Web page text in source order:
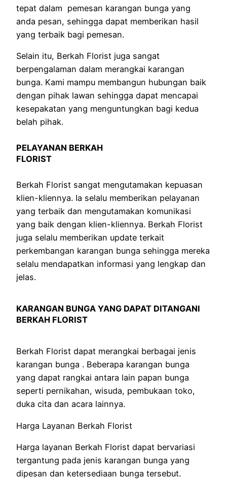
tepat dalam pemesan karangan bunga yang
anda pesan, sehingga dapat memberikan hasil
yang terbaik bagi pemesan.
Selain itu, Berkah Florist juga sangat
berpengalaman dalam merangkai karangan
bunga. Kami mampu membangun hubungan baik
dengan pihak lawan sehingga dapat mencapai
kesepakatan yang menguntungkan bagi kedua
belah pihak.
PELAYANAN BERKAH
FLORIST
Berkah Florist sangat mengutamakan kepuasan
klien-kliennya. Ia selalu memberikan pelayanan
yang terbaik dan mengutamakan komunikasi
yang baik dengan klien-kliennya. Berkah Florist
juga selalu memberikan update terkait
perkembangan karangan bunga sehingga mereka
selalu mendapatkan informasi yang lengkap dan
jelas.
KARANGAN BUNGA YANG DAPAT DITANGANI
BERKAH FLORIST
Berkah Florist dapat merangkai berbagai jenis
karangan bunga . Beberapa karangan bunga
yang dapat rangkai antara lain papan bunga
seperti pernikahan, wisuda, pembukaan toko,
duka cita dan acara lainnya.
Harga Layanan Berkah Florist
Harga layanan Berkah Florist dapat bervariasi
tergantung pada jenis karangan bunga yang
dipesan dan ketersediaan bunga tersebut.